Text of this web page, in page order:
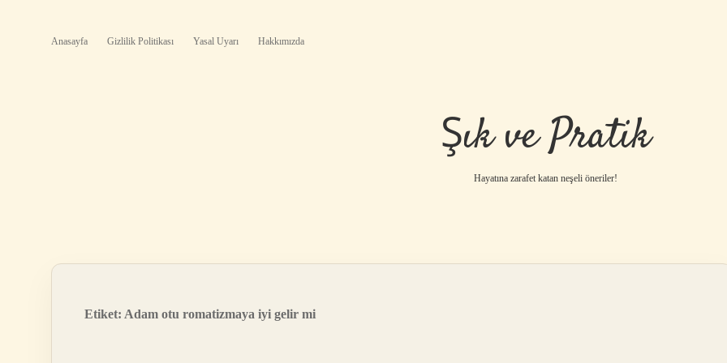
Anasayfa Gizlilik Politikası Yasal Uyarı Hakkımızda
Şık ve Pratik
Hayatına zarafet katan neşeli öneriler!
Etiket: Adam otu romatizmaya iyi gelir mi